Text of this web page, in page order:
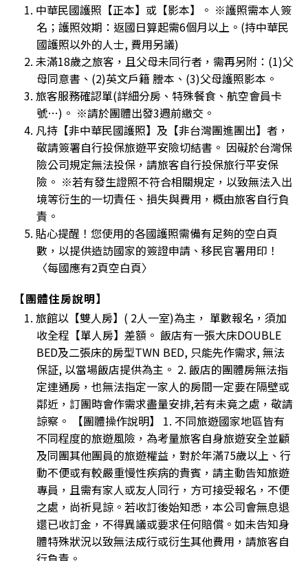
1. 中華民國護照【正本】或【影本】。 ※護照需本人簽
名；護照效期：返國日算起需6個月以上。(持中華民
國護照以外的人士, 費用另議)
2. 未滿18歲之旅客，且父母未同行者，需再另附：(1)父
母同意書、(2)英文戶籍 謄本、(3)父母護照影本。
3. 旅客服務確認單(詳細分房、特殊餐食、航空會員卡
號…)。 ※請於團體出發3週前繳交。
4. 凡持【非中華民國護照】及【非台灣團進團出】者，
敬請簽署自行投保旅遊平安險切結書。 因礙於台灣保
險公司規定無法投保，請旅客自行投保旅行平安保
險。 ※若有發生證照不符合相關規定，以致無法入出
境等衍生的一切責任、損失與費用，概由旅客自行負
責。
5. 貼心提醒！您使用的各國護照需備有足夠的空白頁
數，以提供造訪國家的簽證申請、移民官署用印！
〈每國應有2頁空白頁〉
【團體住房說明】
1. 旅館以【雙人房】( 2人一室)為主， 單數報名，須加
收全程【單人房】差額。 飯店有一張大床DOUBLE
BED及二張床的房型TWN BED, 只能先作需求, 無法
保証, 以當場飯店提供為主。 2. 飯店的團體房無法指
定連通房，也無法指定一家人的房間一定要在隔壁或
鄰近，訂團時會作需求盡量安排,若有未竟之處，敬請
諒察。 【團體操作說明】 1. 不同旅遊國家地區皆有
不同程度的旅遊風險，為考量旅客自身旅遊安全並顧
及同團其他團員的旅遊權益，對於年滿75歲以上、行
動不便或有較嚴重慢性疾病的貴賓，請主動告知旅遊
專員，且需有家人或友人同行，方可接受報名，不便
之處，尚祈見諒。若收訂後始知悉，本公司會無息退
還已收訂金，不得異議或要求任何賠償。如未告知身
體特殊狀況以致無法成行或衍生其他費用，請旅客自